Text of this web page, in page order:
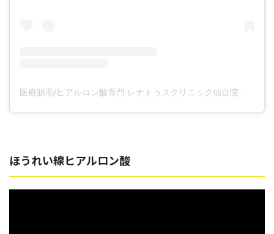
ほうれい線ヒアルロン酸